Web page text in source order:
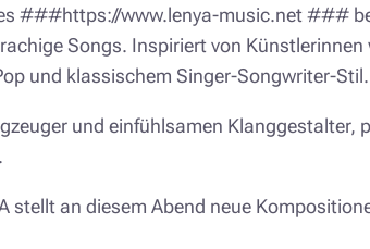
###https://www.lenya-music.net ###
Songs. Inspiriert von
und klassischem Singer-Songwriter-Stil.
und einfühlsamen
stellt an diesem Abend neue